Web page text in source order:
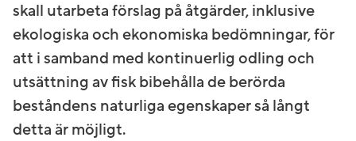
skall utarbeta förslag på åtgärder, inklusive
ekologiska och ekonomiska bedömningar, för
att i samband med kontinuerlig odling och
utsättning av fisk bibehålla de berörda
beståndens naturliga egenskaper så långt
detta är möjligt.